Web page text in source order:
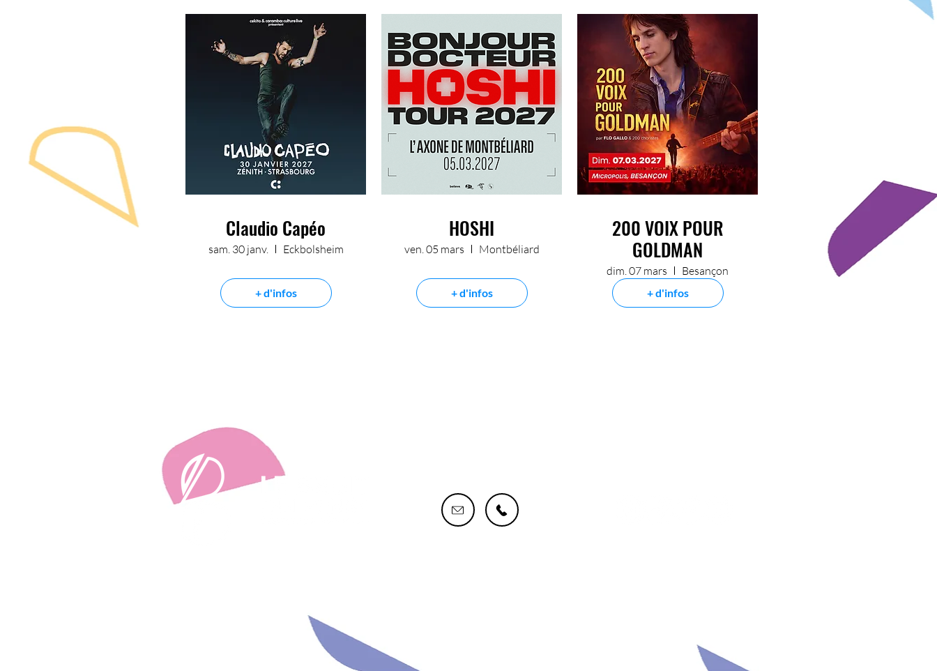
Claudio Capéo
sam. 30 janv. Eckbolsheim
+ d'infos
HOSHI
ven. 05 mars Montbéliard
+ d'infos
200 VOIX POUR
GOLDMAN
dim. 07 mars Besançon
+ d'infos